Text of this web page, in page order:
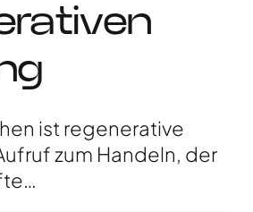
ist regenerative
zum Handeln, der